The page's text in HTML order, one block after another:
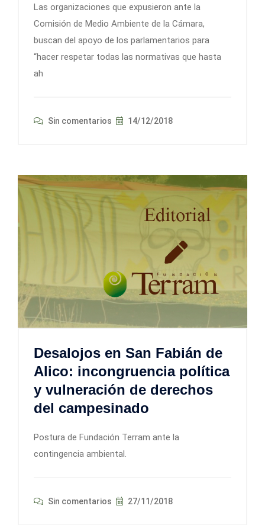
Las organizaciones que expusieron ante la
Comisión de Medio Ambiente de la Cámara,
buscan del apoyo de los parlamentarios para
“hacer respetar todas las normativas que hasta
ah
Sin comentarios 14/12/2018
Desalojos en San Fabián de
Alico: incongruencia política
y vulneración de derechos
del campesinado
Postura de Fundación Terram ante la
contingencia ambiental.
Sin comentarios 27/11/2018